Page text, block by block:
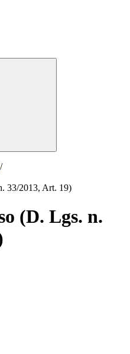
/
33/2013, Art. 19)
(D. Lgs. n.